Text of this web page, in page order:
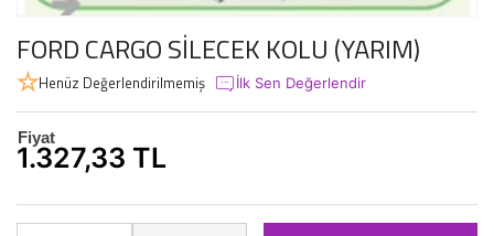
FORD CARGO SİLECEK KOLU (YARIM)
Henüz Değerlendirilmemiş İlk Sen Değerlendir
Fiyat
1.327,33 TL